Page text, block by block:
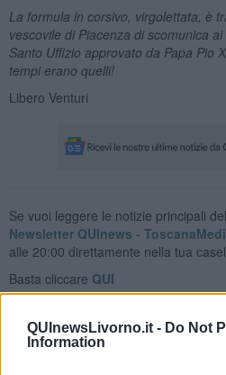
QUInewsLivorno.it - Do Not
Information
La formula in corsivo, virgolettata, è
vescovile di Piacenza di scomunica
Santo Uffizio approvato da Papa Pio
tempi erano quelli!
Libero Venturi
Se vuoi leggere le notizie principali
Newsletter QUInews -
alle 20:00 direttamente nella tua
Basta cliccare QUI
Articoli dal Blog “Pensieri della